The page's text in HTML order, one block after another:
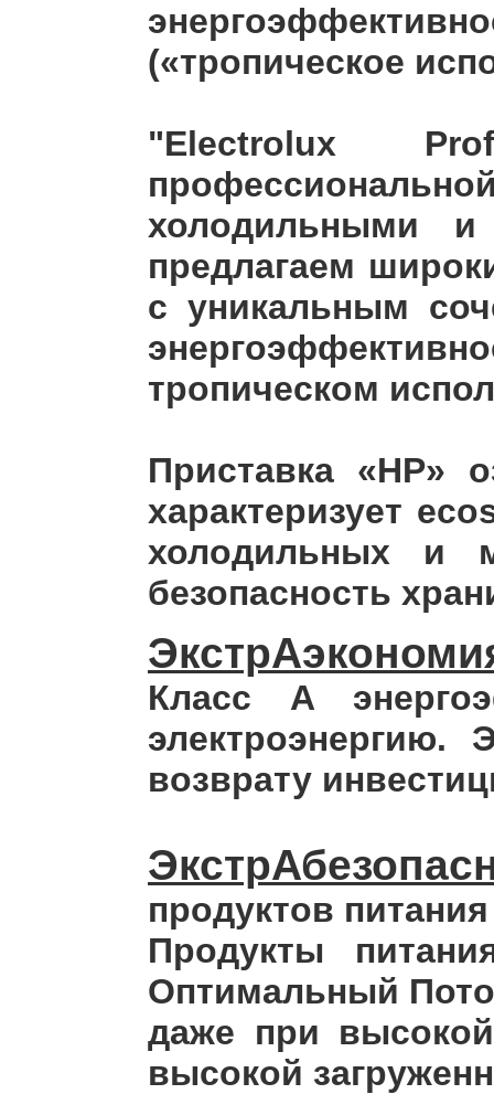
(«тропическое
"Electrolux
холодильными
предлагаем
с уникальным
тропическом
Приставка «HP»
характеризует
холодильных и
безопасность
Класс A
электроэнергию.
возврату
продуктов питания
Продукты
Оптимальный
даже при
высокой